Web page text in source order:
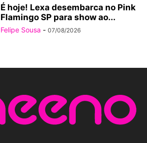
É hoje! Lexa desembarca no Pink
Flamingo SP para show ao...
Felipe Sousa - 07/08/2026